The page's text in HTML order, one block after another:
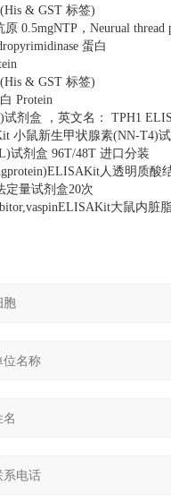
(His & GST 标签)
原 0.5mgNTP ， Neurual thread
蛋白
(His & GST 标签)
Protein
试剂盒 ，英文名：
TPH1
小鼠新生甲状腺素(NN-T4)
试剂盒 96T/48T 进口分装
人透明质酸
定量试剂盒20次
大鼠内脏